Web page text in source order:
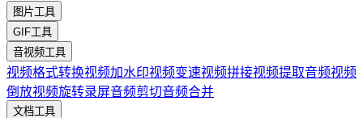
图片工具
GIF工具
音视频工具
视频格式转换视频加水印视频变速视频拼接视频提取音频视频
倒放视频旋转录屏音频剪切音频合并
文档工具